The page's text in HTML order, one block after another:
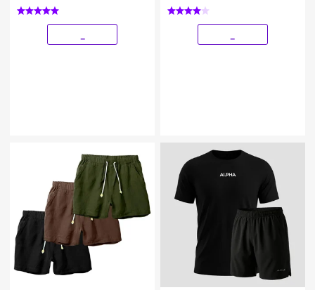
Moderna e Confortável
Bermuda Casual Verão